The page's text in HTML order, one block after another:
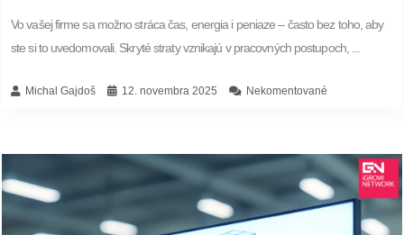
Vo vašej firme sa možno stráca čas, energia i peniaze – často bez toho, aby
ste si to uvedomovali. Skryté straty vznikajú v pracovných postupoch, ...
Michal Gajdoš 12. novembra 2025 Nekomentované